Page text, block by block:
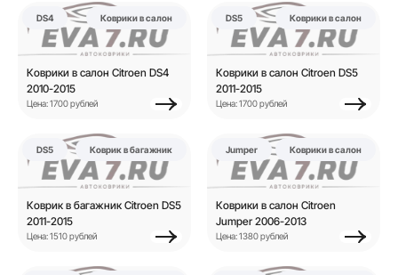
DS4 Коврики в салон
Коврики в салон Citroen DS4
2010-2015
Цена: 1700 рублей
DS5 Коврики в салон
Коврики в салон Citroen DS5
2011-2015
Цена: 1700 рублей
DS5 Коврик в багажник
Коврик в багажник Citroen DS5
2011-2015
Цена: 1510 рублей
Jumper Коврики в салон
Коврики в салон Citroen
Jumper 2006-2013
Цена: 1380 рублей